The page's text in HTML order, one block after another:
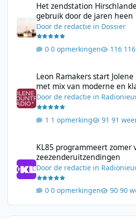
Het zendstation
gebruik door de jaren heen
Doorde redactie in Dossier
0 opmerkingen
Leon Ramakers start
met mix van moderne en
Doorde redactie in
1 opmerking 91
KL85 programmeert zomer
zeezenderuitzendingen
Doorde redactie in
0 opmerkingen 90